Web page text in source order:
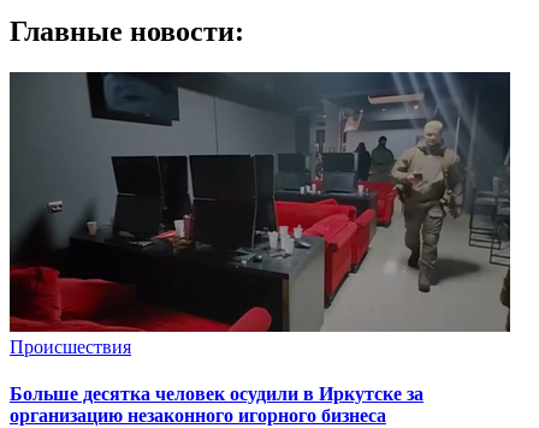
Главные новости:
Происшествия
Больше десятка человек осудили в Иркутске за
организацию незаконного игорного бизнеса